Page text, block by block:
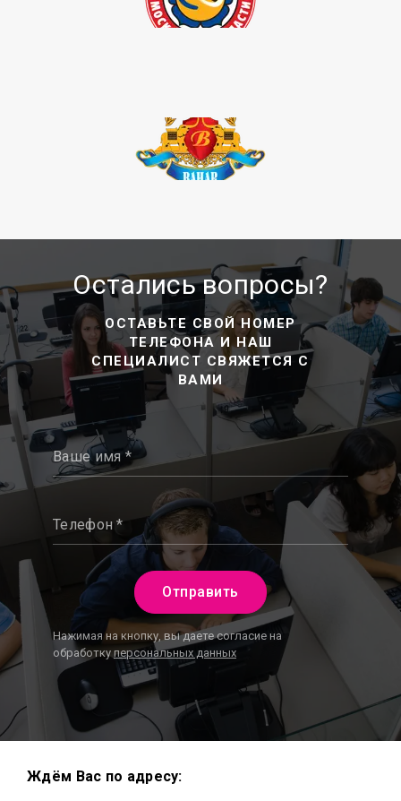
Остались вопросы?
ОСТАВЬТЕ СВОЙ НОМЕР
ТЕЛЕФОНА И НАШ
СПЕЦИАЛИСТ СВЯЖЕТСЯ С
ВАМИ
Ваше имя *
Телефон *
Отправить
Нажимая на кнопку, вы даете согласие на
обработку персональных данных
Ждём Вас по адресу: